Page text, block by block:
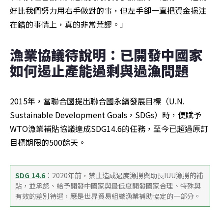
好比我們努力用右手做對的事，但左手卻一直把資金挹注
在錯的事情上，真的非常荒謬。」
漁業協議待說明：已開發中國家
如何遏止產能過剩與過漁問題
2015年，當聯合國提出聯合國永續發展目標（U.N.
Sustainable Development Goals，SDGs）時，便賦予
WTO漁業補貼協議達成SDG14.6的任務，至今已超過原訂
目標期限的500餘天。
SDG 14.6 ：2020年前，禁止造成過度漁撈與助長IUU漁撈的補
貼，並承認、給予開發中國家與最低度開發國家合理、特殊與
有效的差別待遇，應是世界貿易組織漁業補助協定的一部分。